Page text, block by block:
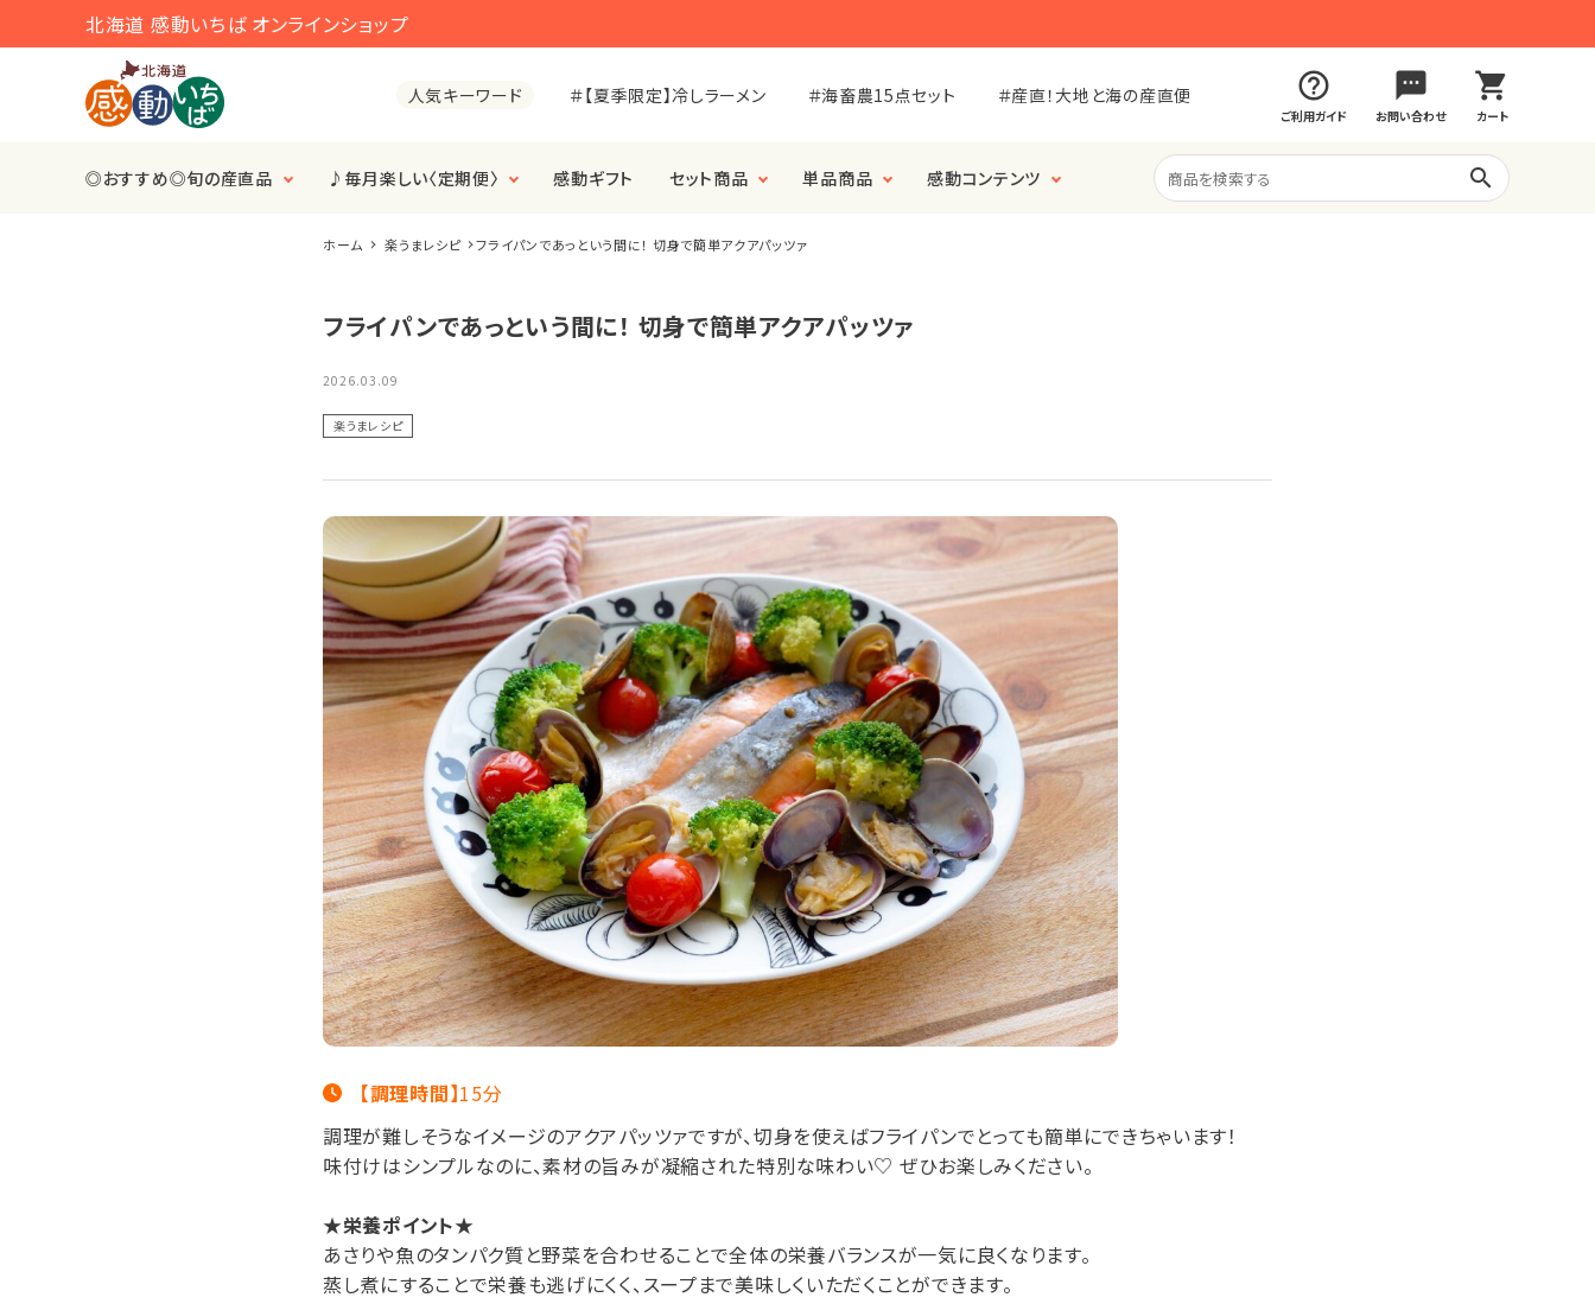
北海道 感動いちば オンラインショップ
人気キーワード ＃【夏季限定】冷しラーメン ＃海畜農15点セット ＃産直！大地と海の産直便 help_outline
ご利用ガイド
sms
お問い合わせ
shopping_cart
カート
◎おすすめ◎旬の産直品 ♪毎月楽しい〈定期便〉 感動ギフト セット商品 単品商品 感動コンテンツ search
ホーム 楽うまレシピ フライパンであっという間に！ 切身で簡単アクアパッツァ
フライパンであっという間に！ 切身で簡単アクアパッツァ
2026.03.09
楽うまレシピ
【調理時間】15分
調理が難しそうなイメージのアクアパッツァですが、切身を使えばフライパンでとっても簡単にできちゃいます！
味付けはシンプルなのに、素材の旨みが凝縮された特別な味わい♡ ぜひお楽しみください。
★栄養ポイント★
あさりや魚のタンパク質と野菜を合わせることで全体の栄養バランスが一気に良くなります。
蒸し煮にすることで栄養も逃げにくく、スープまで美味しくいただくことができます。